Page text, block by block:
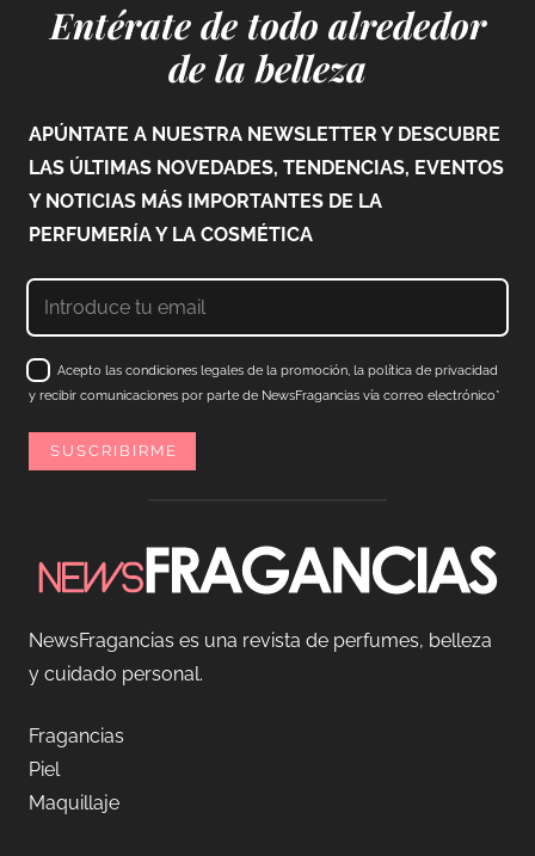
Entérate de todo alrededor
de la belleza
APÚNTATE A NUESTRA NEWSLETTER Y DESCUBRE
LAS ÚLTIMAS NOVEDADES, TENDENCIAS, EVENTOS
Y NOTICIAS MÁS IMPORTANTES DE LA
PERFUMERÍA Y LA COSMÉTICA
Acepto las condiciones legales de la promoción, la política de privacidad
y recibir comunicaciones por parte de NewsFragancias vía correo electrónico*
NewsFragancias es una revista de perfumes, belleza
y cuidado personal.
Fragancias
Piel
Maquillaje